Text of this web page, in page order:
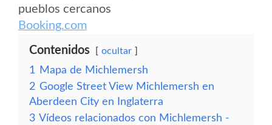
pueblos cercanos
Booking.com
Contenidos ocultar
1
Mapa de Michlemersh
2 Google Street View Michlemersh en
Aberdeen City en Inglaterra
3 Vídeos relacionados con Michlemersh -